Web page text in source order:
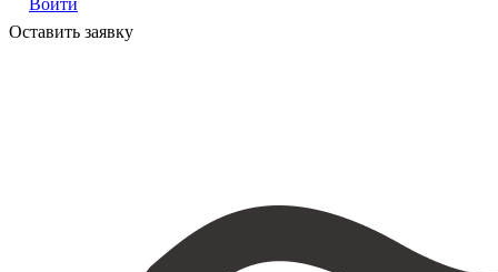
Войти
Оставить заявку